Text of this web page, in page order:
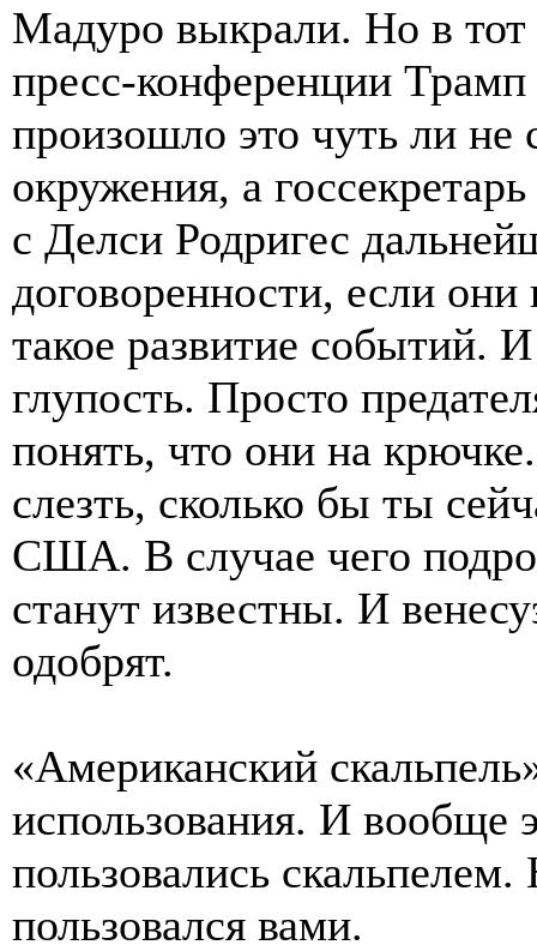
Мадуро выкрали. Но в тот
пресс-конференции Трамп
произошло это чуть ли
окружения, а
с Делси Родригес
договоренности, если
такое развитие событий.
глупость. Просто
понять, что они на
слезть, сколько бы ты
США. В случае чего
станут известны. И
одобрят.
«Американский
использования. И вообще
пользовались
пользовался вами.